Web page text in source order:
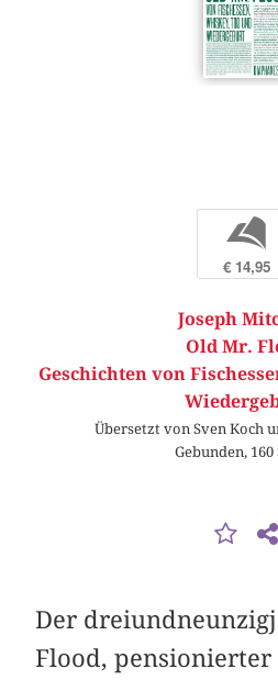
b
€ 14,95
Joseph
Old Mr.
Geschichten von
Übersetzt von Sven Koch
Gebunden, 160
Der
Flood, pensionierter